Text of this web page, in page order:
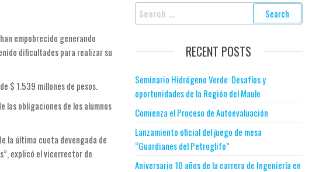
empobrecido generando
dificultades para realizar su
$ 1.539 millones de pesos.
obligaciones de los alumnos
la última cuota devengada de
explicó el vicerrector de
RECENT POSTS
Seminario Hidrógeno Verde: Desafíos y
oportunidades de la Región del Maule
Comienza el Proceso de Autoevaluación
Lanzamiento oficial del juego de mesa
“Guardianes del Petroglifo”
Aniversario 10 años de la carrera de Ingeniería en